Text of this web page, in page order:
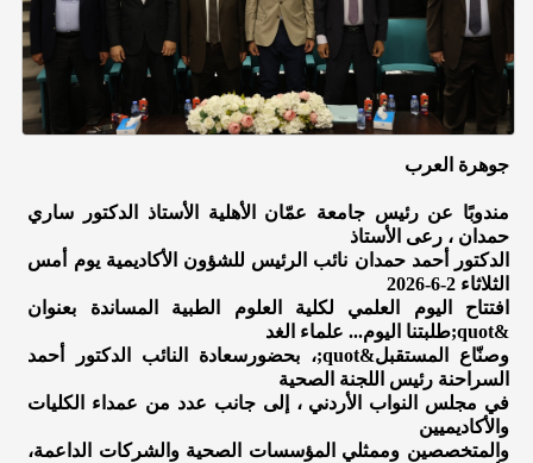
جوهرة العرب
مندوبًا عن رئيس جامعة عمّان الأهلية الأستاذ الدكتور ساري
حمدان ، رعى الأستاذ
الدكتور أحمد حمدان نائب الرئيس للشؤون الأكاديمية يوم أمس
الثلاثاء 2-6-2026
افتتاح اليوم العلمي لكلية العلوم الطبية المساندة بعنوان
&quot;طلبتنا اليوم... علماء الغد
وصنّاع المستقبل&quot;، بحضورسعادة النائب الدكتور أحمد
السراحنة رئيس اللجنة الصحية
في مجلس النواب الأردني ، إلى جانب عدد من عمداء الكليات
والأكاديميين
والمتخصصين وممثلي المؤسسات الصحية والشركات الداعمة،